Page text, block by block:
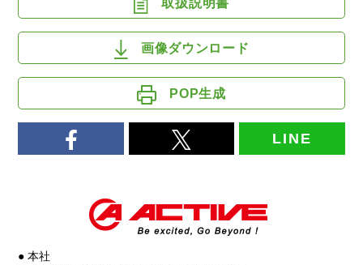
画像ダウンロード
POP生成
LINE
● 本社